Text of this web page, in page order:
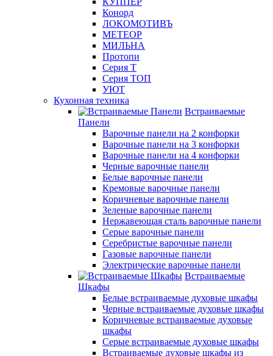
Конорд
ЛОКОМОТИВЪ
МЕТЕОР
МИЛЬНА
Протопи
Серия Т
Серия ТОП
УЮТ
Кухонная техника
Встраиваемые
Панели
Варочные панели на 2 конфорки
Варочные панели на 3 конфорки
Варочные панели на 4 конфорки
Черные варочные панели
Белые варочные панели
Кремовые варочные панели
Коричневые варочные панели
Зеленые варочные панели
Нержавеющая сталь варочные панели
Серые варочные панели
Серебристые варочные панели
Газовые варочные панели
Электрические варочные панели
Встраиваемые
Шкафы
Белые встраиваемые духовые шкафы
Черные встраиваемые духовые шкафы
Коричневые встраиваемые духовые
шкафы
Серые встраиваемые духовые шкафы
Встраиваемые духовые шкафы из